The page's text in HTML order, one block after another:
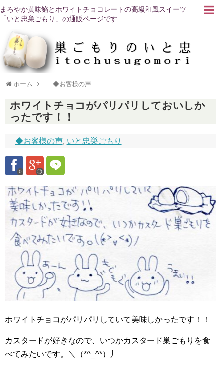
まろやか黄味餡とホワイトチョコレートの高級和風スイーツ
「いと忠巣ごもり」の通販ページです
ホーム ◆お客様の声
ホワイトチョコがパリパリしておいしか
ったです！！
◆お客様の声, いと忠巣ごもり
0
ホワイトチョコがパリパリしていて美味しかったです！！
カスタードが好きなので、いつかカスタード巣ごもりを食
べてみたいです。＼（*^_^*）丿